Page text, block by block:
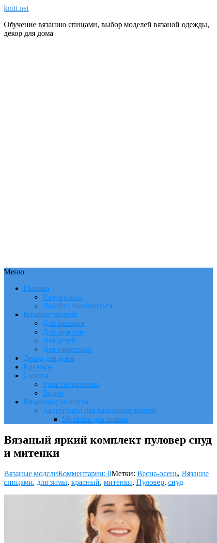
knitt.net
Обучение вязанию спицами, выбор моделей вязаной одежды,
декор для дома
Меню
Главная
Карта сайта
Давайте знакомиться
Вязаные модели
Для женщин
Для мужчин
Для детей
Для животных
Декор для дома
Крючком
Советы
Урок по вязанию
Видео
Вязальные машины
Аксессуары для вязальных машин
Моталки для пряжи
Вязаный яркий комплект пуловер снуд
и митенки
Вязаные моделиКомментарии: 0Метки: Весна-осень, Вязание
спицами, для зимы, красный, митенки, Пуловер, снуд